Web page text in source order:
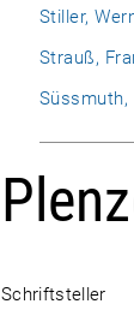
Stiller,
Strauß,
Süssmuth,
Schriftsteller